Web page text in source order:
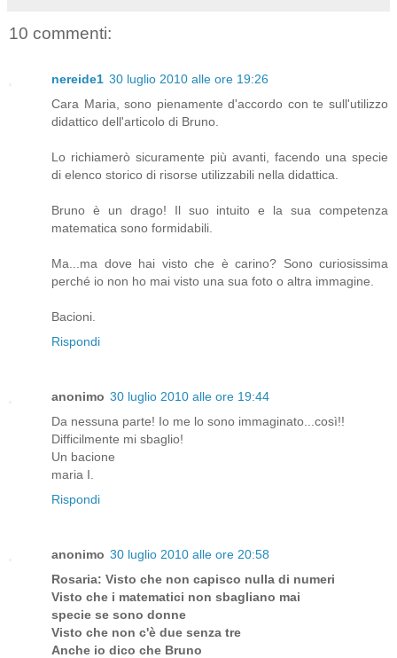
10 commenti:
nereide1 30 luglio 2010 alle ore 19:26
Cara Maria, sono pienamente d'accordo con te sull'utilizzo
didattico dell'articolo di Bruno.
Lo richiamerò sicuramente più avanti, facendo una specie
di elenco storico di risorse utilizzabili nella didattica.
Bruno è un drago! Il suo intuito e la sua competenza
matematica sono formidabili.
Ma...ma dove hai visto che è carino? Sono curiosissima
perché io non ho mai visto una sua foto o altra immagine.
Bacioni.
Rispondi
anonimo 30 luglio 2010 alle ore 19:44
Da nessuna parte! Io me lo sono immaginato...così!!
Difficilmente mi sbaglio!
Un bacione
maria I.
Rispondi
anonimo 30 luglio 2010 alle ore 20:58
Rosaria: Visto che non capisco nulla di numeri
Visto che i matematici non sbagliano mai
specie se sono donne
Visto che non c'è due senza tre
Anche io dico che Bruno